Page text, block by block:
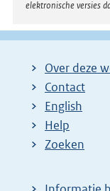
elektronische versies
Over deze
Contact
English
Help
Zoeken